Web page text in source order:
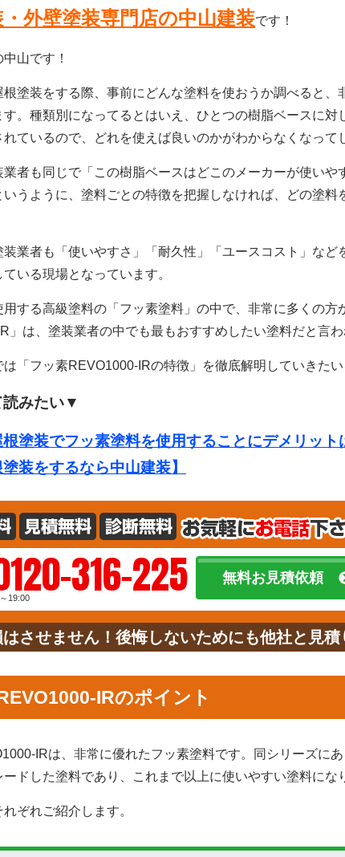
外壁塗装専門店の中山建装です！
山です！
塗装をする際、事前にどんな塗料を使おうか調べると、
す。種類別になってるとはいえ、ひとつの樹脂ベースに対
ているので、どれを使えば良いのかがわからなくなって
業者も同じで「この樹脂ベースはどこのメーカーが使いや
いうように、塗料ごとの特徴を把握しなければ、どの塗料
装業者も「使いやすさ」「耐久性」「ユースコスト」など
いる現場となっています。
用する高級塗料の「フッ素塗料」の中で、非常に多くの方
」は、塗装業者の中でも最もおすすめしたい塗料だと言わ
「フッ素REVO1000-IRの特徴」を徹底解明していきたい
みたい▼
根塗装でフッ素塗料を使用することにデメリッ
装をするなら中山建装】
316-225
19:00
無料お見積依頼
させません！後悔しないためにも他社と見積
IRのポイント
IRは、非常に優れたフッ素塗料です。同シリーズに
ドした塗料であり、これまで以上に使いやすい塗料にな
ぞれご紹介します。